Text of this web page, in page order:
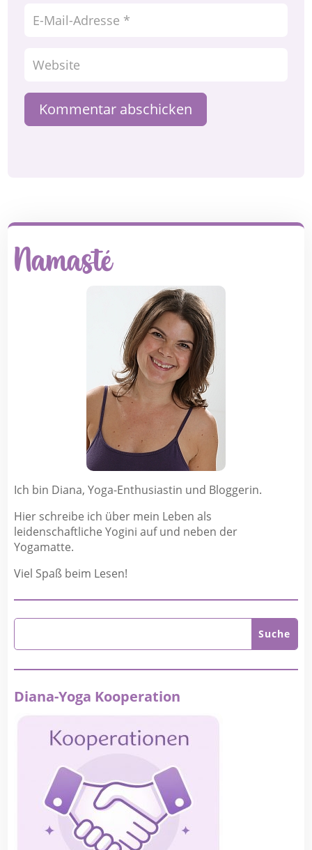
Kommentar abschicken
Namasté
Ich bin Diana, Yoga-Enthusiastin und Bloggerin.
Hier schreibe ich über mein Leben als
leidenschaftliche Yogini auf und neben der
Yogamatte.
Viel Spaß beim Lesen!
Diana-Yoga Kooperation